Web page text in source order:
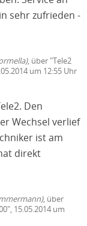
sehr zufrieden -
, über "Tele2
um 12:55 Uhr
Den
Wechsel verlief
ist am
direkt
, über
15.05.2014 um